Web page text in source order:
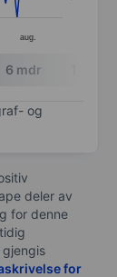
aug.
6 mdr
og
deler av
for denne
for